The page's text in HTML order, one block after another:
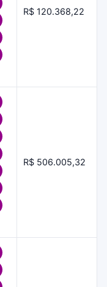
R$ 120.368,22
R$ 506.005,32